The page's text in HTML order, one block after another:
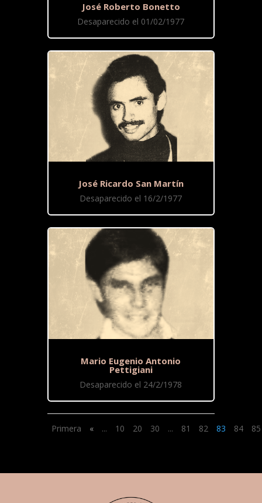
José Roberto Bonetto
Desaparecido el 01/02/1977
José Ricardo San Martín
Desaparecido el 16/2/1977
Mario Eugenio Antonio
Pettigiani
Desaparecido el 24/2/1978
Primera « ... 10 20 30 ... 81 82 83 84 85